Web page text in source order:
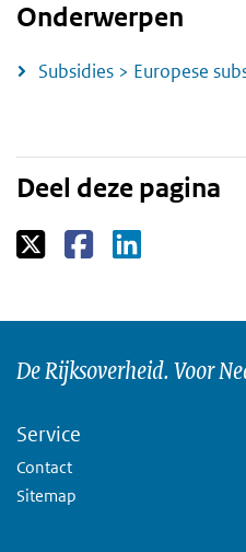
Onderwerpen
Subsidies > Europese
Deel deze pagina
De Rijksoverheid. Voor
Service
Contact
Sitemap